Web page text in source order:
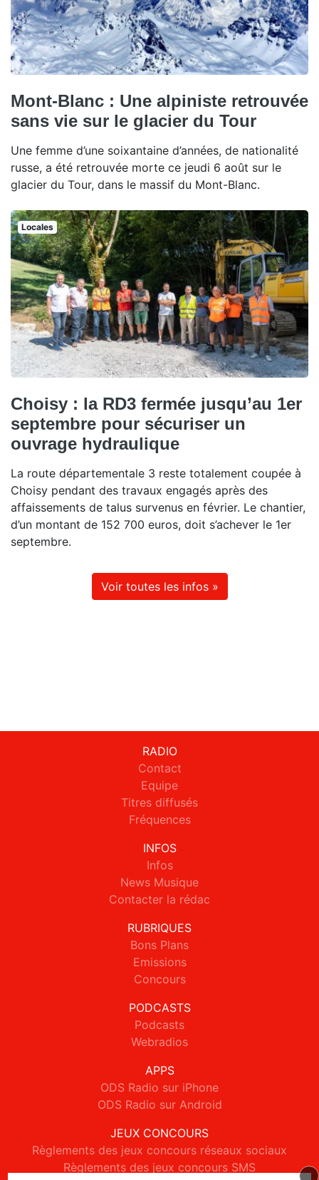
Mont-Blanc : Une alpiniste retrouvée
sans vie sur le glacier du Tour
Une femme d’une soixantaine d’années, de nationalité
russe, a été retrouvée morte ce jeudi 6 août sur le
glacier du Tour, dans le massif du Mont-Blanc.
Locales
Choisy : la RD3 fermée jusqu’au 1er
septembre pour sécuriser un
ouvrage hydraulique
La route départementale 3 reste totalement coupée à
Choisy pendant des travaux engagés après des
affaissements de talus survenus en février. Le chantier,
d’un montant de 152 700 euros, doit s’achever le 1er
septembre.
Voir toutes les infos »
RADIO
Contact
Equipe
Titres diffusés
Fréquences
INFOS
Infos
News Musique
Contacter la rédac
RUBRIQUES
Bons Plans
Emissions
Concours
PODCASTS
Podcasts
Webradios
APPS
ODS Radio sur iPhone
ODS Radio sur Android
JEUX CONCOURS
Règlements des jeux concours réseaux sociaux
Règlements des jeux concours SMS